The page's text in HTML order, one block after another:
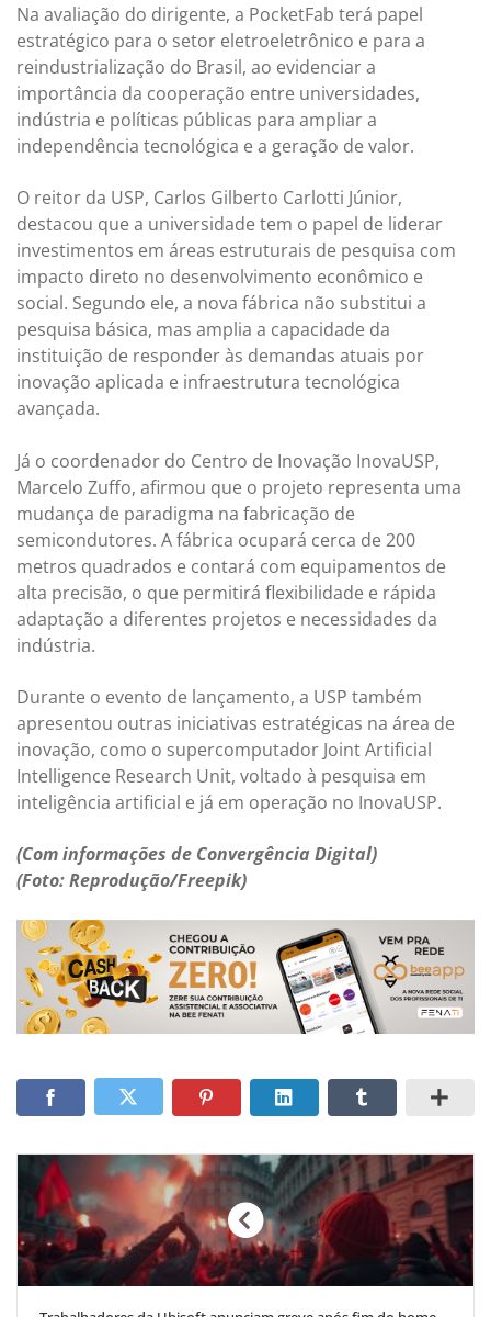
Na avaliação do dirigente, a PocketFab terá papel
estratégico para o setor eletroeletrônico e para a
reindustrialização do Brasil, ao evidenciar a
importância da cooperação entre universidades,
indústria e políticas públicas para ampliar a
independência tecnológica e a geração de valor.
O reitor da USP, Carlos Gilberto Carlotti Júnior,
destacou que a universidade tem o papel de liderar
investimentos em áreas estruturais de pesquisa com
impacto direto no desenvolvimento econômico e
social. Segundo ele, a nova fábrica não substitui a
pesquisa básica, mas amplia a capacidade da
instituição de responder às demandas atuais por
inovação aplicada e infraestrutura tecnológica
avançada.
Já o coordenador do Centro de Inovação InovaUSP,
Marcelo Zuffo, afirmou que o projeto representa uma
mudança de paradigma na fabricação de
semicondutores. A fábrica ocupará cerca de 200
metros quadrados e contará com equipamentos de
alta precisão, o que permitirá flexibilidade e rápida
adaptação a diferentes projetos e necessidades da
indústria.
Durante o evento de lançamento, a USP também
apresentou outras iniciativas estratégicas na área de
inovação, como o supercomputador Joint Artificial
Intelligence Research Unit, voltado à pesquisa em
inteligência artificial e já em operação no InovaUSP.
(Com informações de Convergência Digital)
(Foto: Reprodução/Freepik)